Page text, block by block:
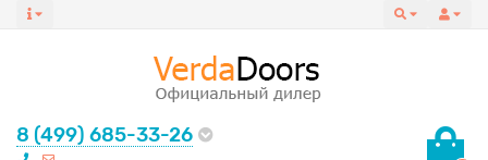
8 (499) 685-33-26